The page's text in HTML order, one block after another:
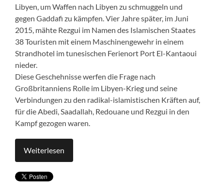
Libyen, um Waffen nach Libyen zu schmuggeln und
gegen Gaddafi zu kämpfen. Vier Jahre später, im Juni
2015, mähte Rezgui im Namen des Islamischen Staates
38 Touristen mit einem Maschinengewehr in einem
Strandhotel im tunesischen Ferienort Port El-Kantaoui
nieder.
Diese Geschehnisse werfen die Frage nach
Großbritanniens Rolle im Libyen-Krieg und seine
Verbindungen zu den radikal-islamistischen Kräften auf,
für die Abedi, Saadallah, Redouane und Rezgui in den
Kampf gezogen waren.
Weiterlesen